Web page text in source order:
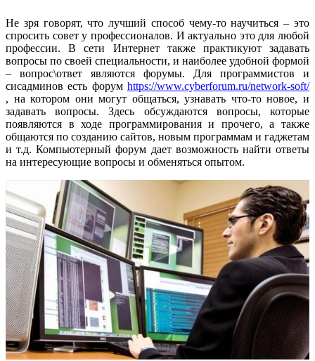
Не зря говорят, что лучший способ чему-то научиться – это
спросить совет у профессионалов. И актуально это для любой
профессии. В сети Интернет также практикуют задавать
вопросы по своей специальности, и наиболее удобной формой
– вопрос\ответ являются форумы. Для программистов и
сисадминов есть форум https://www.cyberforum.ru/network-soft/
, на котором они могут общаться, узнавать что-то новое, и
задавать вопросы. Здесь обсуждаются вопросы, которые
появляются в ходе программирования и прочего, а также
общаются по созданию сайтов, новым программам и гаджетам
и т.д. Компьютерный форум дает возможность найти ответы
на интересующие вопросы и обменяться опытом.